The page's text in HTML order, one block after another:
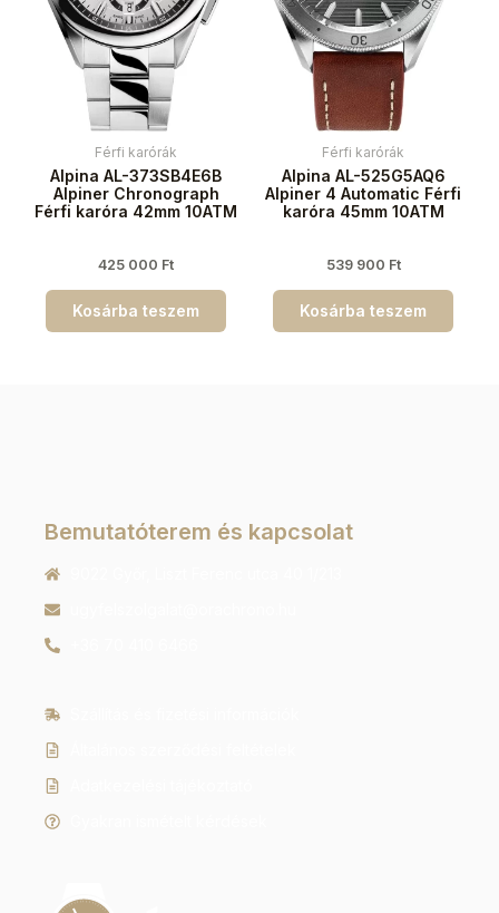
Férfi karórák
Alpina AL-373SB4E6B
Alpiner Chronograph
Férfi karóra 42mm 10ATM
425 000 Ft
Kosárba teszem
Férfi karórák
Alpina AL-525G5AQ6
Alpiner 4 Automatic Férfi
karóra 45mm 10ATM
539 900 Ft
Kosárba teszem
Bemutatóterem és kapcsolat